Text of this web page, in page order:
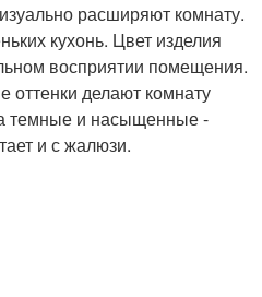
расширяют комнату.
кухонь. Цвет изделия
восприятии помещения.
оттенки делают комнату
темные и насыщенные -
и с жалюзи.